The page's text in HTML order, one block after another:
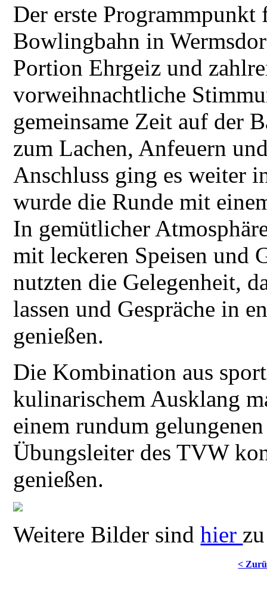
Der erste
Bowlingbahn in
Portion Ehrgeiz und
vorweihnachtliche
gemeinsame Zeit auf der
zum Lachen, Anfeuern
Anschluss ging es weiter
wurde die Runde mit
In gemütlicher
mit leckeren Speisen und
nutzten die Gelegenheit,
lassen und Gespräche in
genießen.
Die Kombination aus
kulinarischem Ausklang
einem rundum
Übungsleiter des TVW
genießen.
Weitere Bilder sindhier
<